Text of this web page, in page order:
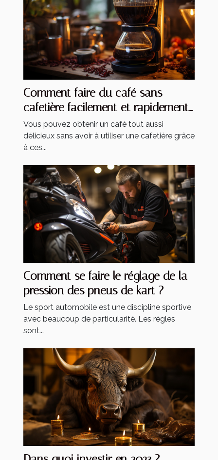
Comment faire du café sans
cafetière facilement et rapidement
?
Vous pouvez obtenir un café tout aussi
délicieux sans avoir à utiliser une cafetière grâce
à ces...
Comment se faire le réglage de la
pression des pneus de kart ?
Le sport automobile est une discipline sportive
avec beaucoup de particularité. Les règles
sont...